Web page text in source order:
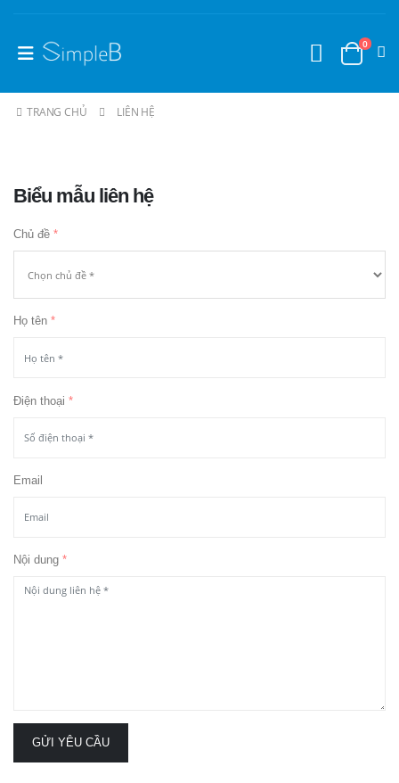
0
TRANG CHỦ LIÊN HỆ
Biểu mẫu liên hệ
Chủ đề *
Họ tên *
Điện thoại *
Email
Nội dung *
GỬI YÊU CẦU